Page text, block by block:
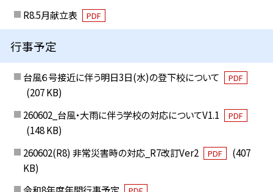
R8.5月献立表
PDF
行事予定
台風６号接近に伴う明日3日(水)の登下校について PDF
(207 KB)
260602_台風・大雨に伴う学校の対応についてV1.1
PDF
(148 KB)
260602(R8) 非常災害時の対応_R7改訂Ver2
PDF
(407
KB)